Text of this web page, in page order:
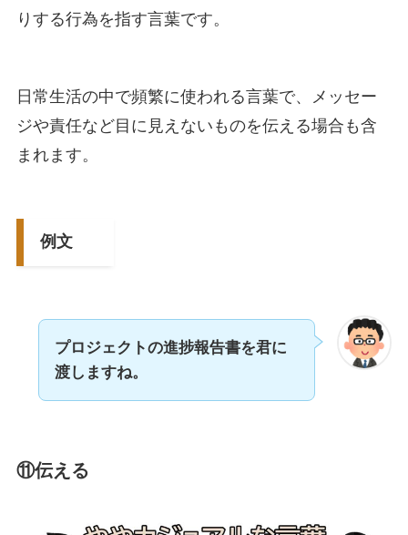
りする行為を指す言葉です。
日常生活の中で頻繁に使われる言葉で、メッセー
ジや責任など目に見えないものを伝える場合も含
まれます。
例文
プロジェクトの進捗報告書を君に
渡しますね。
⑪伝える